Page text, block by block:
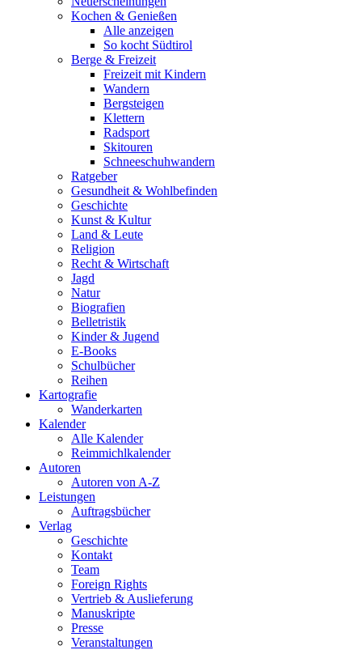
Kochen & Genießen
Alle anzeigen
So kocht Südtirol
Berge & Freizeit
Freizeit mit Kindern
Wandern
Bergsteigen
Klettern
Radsport
Skitouren
Schneeschuhwandern
Ratgeber
Gesundheit & Wohlbefinden
Geschichte
Kunst & Kultur
Land & Leute
Religion
Recht & Wirtschaft
Jagd
Natur
Biografien
Belletristik
Kinder & Jugend
E-Books
Schulbücher
Reihen
Kartografie
Wanderkarten
Kalender
Alle Kalender
Reimmichlkalender
Autoren
Autoren von A-Z
Leistungen
Auftragsbücher
Verlag
Geschichte
Kontakt
Team
Foreign Rights
Vertrieb & Auslieferung
Manuskripte
Presse
Veranstaltungen